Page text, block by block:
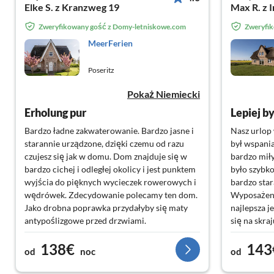
Elke S. z Kranzweg 19
Zweryfikowany gość z Domy-letniskowe.com
MeerFerien
Poseritz
Pokaż Niemiecki
Erholung pur
Bardzo ładne zakwaterowanie. Bardzo jasne i
starannie urządzone, dzięki czemu od razu
czujesz się jak w domu. Dom znajduje się w
bardzo cichej i odległej okolicy i jest punktem
wyjścia do pięknych wycieczek rowerowych i
wędrówek. Zdecydowanie polecamy ten dom.
Jako drobna poprawka przydałyby się maty
antypoślizgowe przed drzwiami.
od 138€ noc
Max R. z
Lepiej
Nasz
był
bardzo
było
bardzo
najlepsza
się na
jezioro i
od